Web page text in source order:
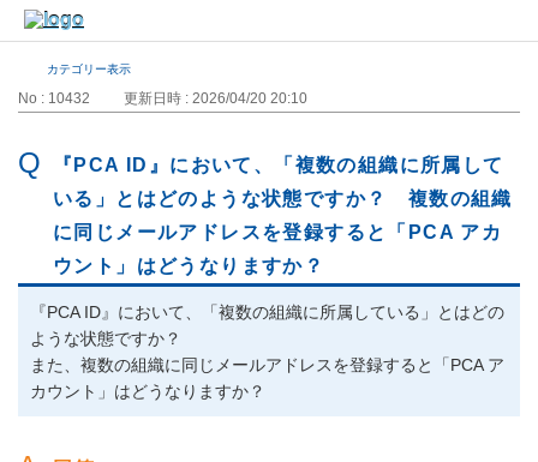
カテゴリー表示
No : 10432 更新日時 : 2026/04/20 20:10
『PCA ID』において、「複数の組織に所属して
いる」とはどのような状態ですか？ 複数の組織
に同じメールアドレスを登録すると「PCA アカ
ウント」はどうなりますか？
『PCA ID』において、「複数の組織に所属している」とはどの
ような状態ですか？
また、複数の組織に同じメールアドレスを登録すると「PCA ア
カウント」はどうなりますか？